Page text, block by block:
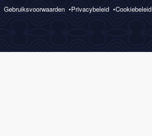
Gebruiksvoorwaarden Privacybeleid Cookiebeleid